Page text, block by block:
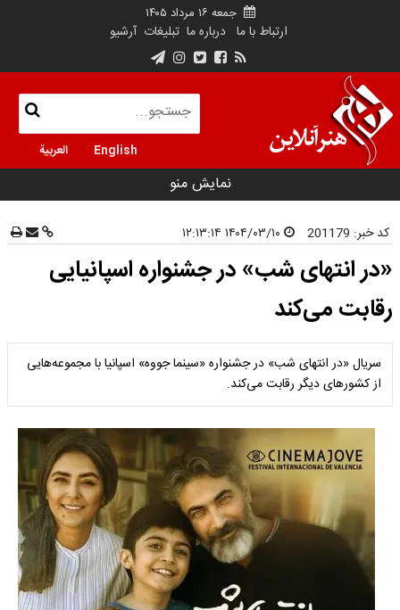
جمعه ۱۶ مرداد ۱۴۰۵
ارتباط با ما درباره ما تبلیغات آرشیو
English العربية
نمایش منو
کد خبر: 201179
«در انتهای شب» در جشنواره اسپانیایی
رقابت می‌کند
سریال «در انتهای شب» در جشنواره «سینما جووه» اسپانیا با مجموعه‌هایی
از کشورهای دیگر رقابت می‌کند.